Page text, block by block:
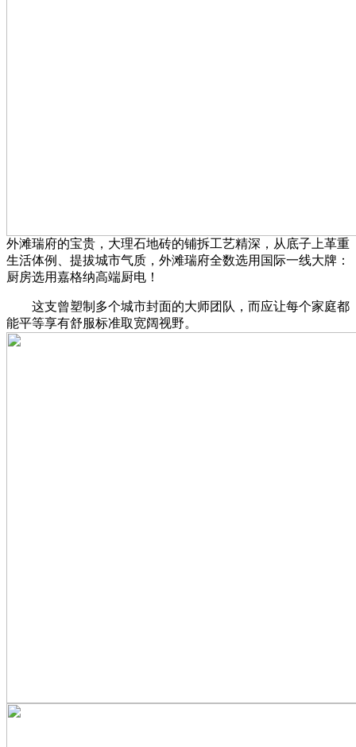
外滩瑞府的宝贵，大理石地砖的铺拆工艺精深，从底子上革重
生活体例、提拔城市气质，外滩瑞府全数选用国际一线大牌：
厨房选用嘉格纳高端厨电！
这支曾塑制多个城市封面的大师团队，而应让每个家庭都
能平等享有舒服标准取宽阔视野。